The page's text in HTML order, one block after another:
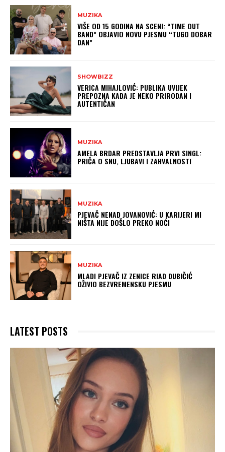
MUZIKA
VIŠE OD 15 GODINA NA SCENI: “TIME OUT
BAND” OBJAVIO NOVU PJESMU “TUGO DOBAR
DAN”
SHOWBIZZ
VERICA MIHAJLOVIĆ: PUBLIKA UVIJEK
PREPOZNA KADA JE NEKO PRIRODAN I
AUTENTIČAN
MUZIKA
AMELA BRDAR PREDSTAVLJA PRVI SINGL:
PRIČA O SNU, LJUBAVI I ZAHVALNOSTI
MUZIKA
PJEVAČ NENAD JOVANOVIĆ: U KARIJERI MI
NIŠTA NIJE DOŠLO PREKO NOĆI
MUZIKA
MLADI PJEVAČ IZ ZENICE RIAD DUBIČIĆ
OŽIVIO BEZVREMENSKU PJESMU
LATEST POSTS